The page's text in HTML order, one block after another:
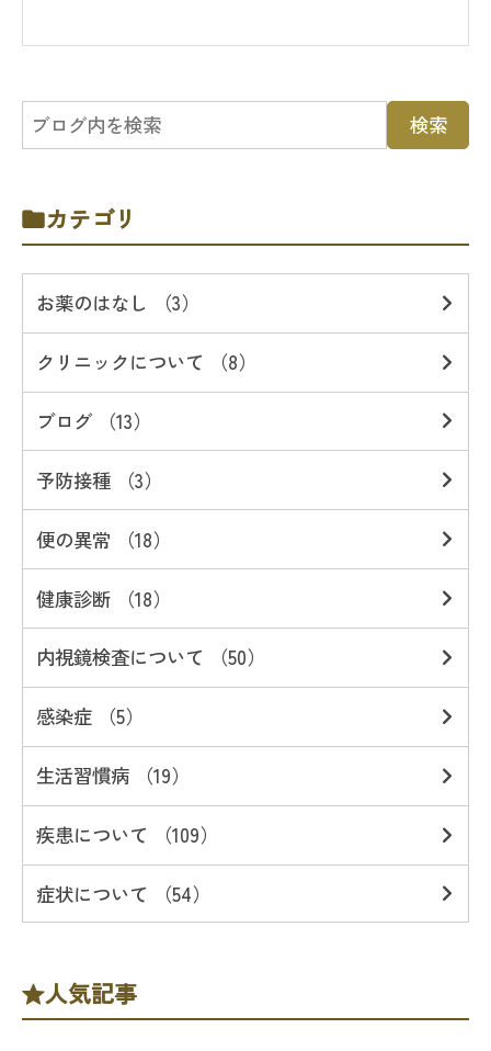
カテゴリ
お薬のはなし （3）
クリニックについて （8）
ブログ （13）
予防接種 （3）
便の異常 （18）
健康診断 （18）
内視鏡検査について （50）
感染症 （5）
生活習慣病 （19）
疾患について （109）
症状について （54）
人気記事